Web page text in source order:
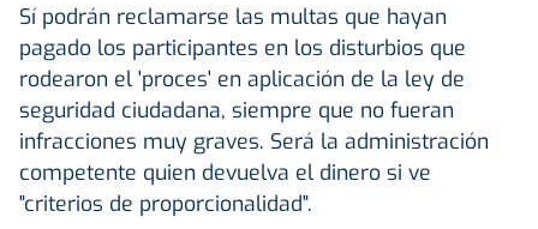
Sí podrán reclamarse las multas que hayan
pagado los participantes en los disturbios que
rodearon el 'proces' en aplicación de la ley de
seguridad ciudadana, siempre que no fueran
infracciones muy graves. Será la administración
competente quien devuelva el dinero si ve
"criterios de proporcionalidad".